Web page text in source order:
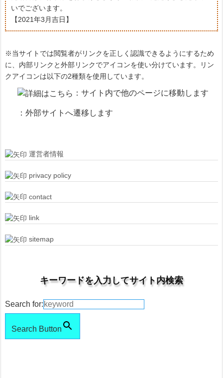
いでございます。
【2021年3月吉日】
※当サイトでは閲覧者がリンクを正しく認識できるようにするため
に、内部リンクと外部リンクでアイコンを使い分けています。リン
クアイコンは以下の2種類を使用しています。
：サイト内で他のページに移動します
：外部サイトへ遷移します
運営者情報
privacy policy
contact
link
sitemap
キーワードを入力してサイト内検索
Search for:
Search Button